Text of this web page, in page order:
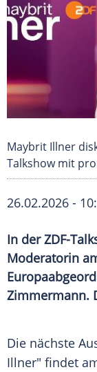
Maybrit Illner
Talkshow mit
26.02.2026 -
In der ZDF-
Moderatorin
Zimmermann.
Die nächste
Illner" findet